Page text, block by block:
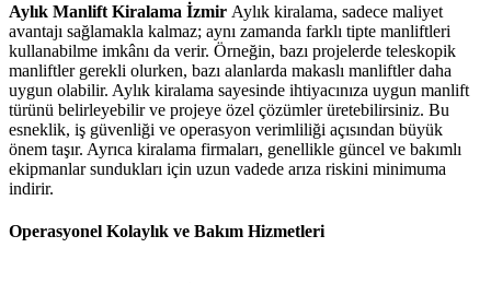
Aylık Manlift Kiralama İzmir Aylık kiralama, sadece maliyet
avantajı sağlamakla kalmaz; aynı zamanda farklı tipte manliftleri
kullanabilme imkânı da verir. Örneğin, bazı projelerde teleskopik
manliftler gerekli olurken, bazı alanlarda makaslı manliftler daha
uygun olabilir. Aylık kiralama sayesinde ihtiyacınıza uygun manlift
türünü belirleyebilir ve projeye özel çözümler üretebilirsiniz. Bu
esneklik, iş güvenliği ve operasyon verimliliği açısından büyük
önem taşır. Ayrıca kiralama firmaları, genellikle güncel ve bakımlı
ekipmanlar sundukları için uzun vadede arıza riskini minimuma
indirir.
Operasyonel Kolaylık ve Bakım Hizmetleri